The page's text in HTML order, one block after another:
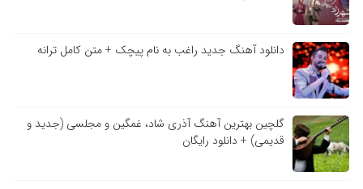
دانلود آهنگ جدید راغب به نام پیچک + متن کامل ترانه
گلچین بهترین آهنگ آذری شاد، غمگین و مجلسی (جدید و
قدیمی) + دانلود رایگان